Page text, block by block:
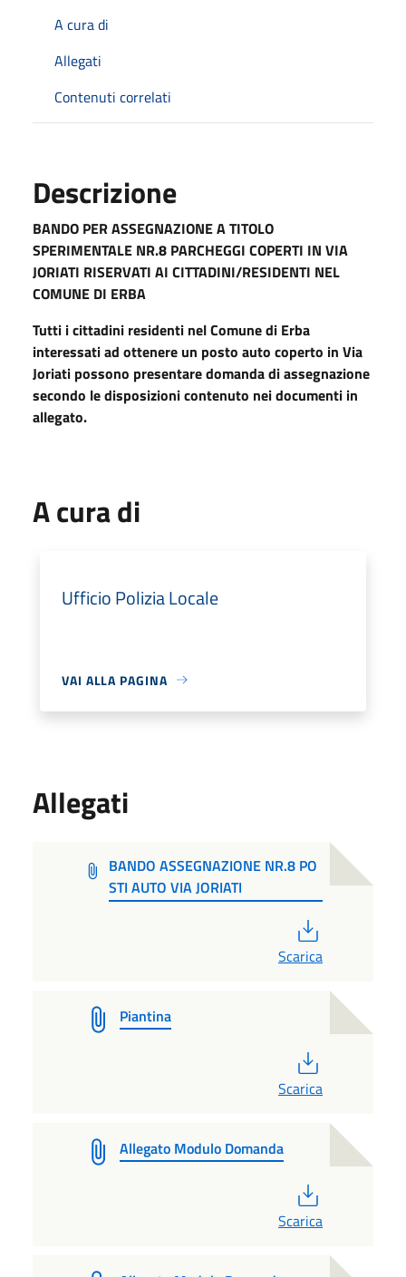
A cura di
Allegati
Contenuti correlati
Descrizione
BANDO PER ASSEGNAZIONE A TITOLO
SPERIMENTALE NR.8 PARCHEGGI COPERTI IN VIA
JORIATI RISERVATI AI CITTADINI/RESIDENTI NEL
COMUNE DI ERBA
Tutti i cittadini residenti nel Comune di Erba
interessati ad ottenere un posto auto coperto in Via
Joriati possono presentare domanda di assegnazione
secondo le disposizioni contenuto nei documenti in
allegato.
A cura di
Ufficio Polizia Locale
VAI ALLA PAGINA
Allegati
BANDO ASSEGNAZIONE NR.8 PO
STI AUTO VIA JORIATI
Scarica
Piantina
Scarica
Allegato Modulo Domanda
Scarica